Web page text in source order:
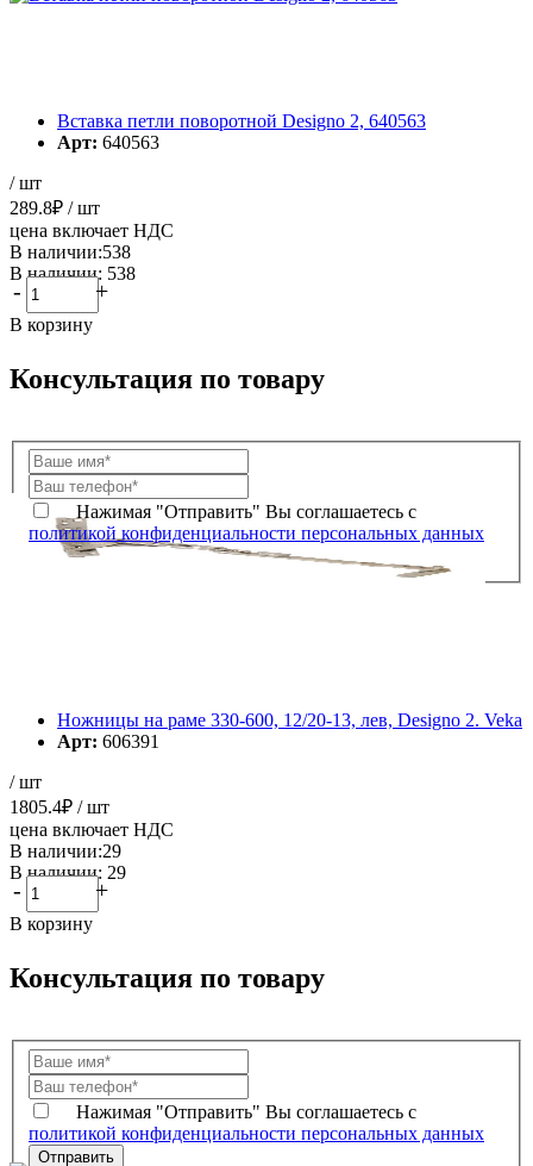
Вставка петли поворотной Designo 2, 640563
Арт: 640563
/ шт
289.8₽ / шт
цена включает НДС
В наличии:538
В наличии: 538
- +
В корзину
Консультация по товару
Нажимая "Отправить" Вы соглашаетесь с
политикой конфиденциальности персональных данных
Ножницы на раме 330-600, 12/20-13, лев, Designo 2. Veka
Арт: 606391
/ шт
1805.4₽ / шт
цена включает НДС
В наличии:29
В наличии: 29
- +
В корзину
Консультация по товару
Нажимая "Отправить" Вы соглашаетесь с
политикой конфиденциальности персональных данных